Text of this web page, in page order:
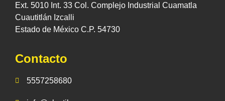
Ext. 5010 Int. 33 Col. Complejo Industrial Cuamatla
Cuautitlán Izcalli
Estado de México C.P. 54730
Contacto
5557258680